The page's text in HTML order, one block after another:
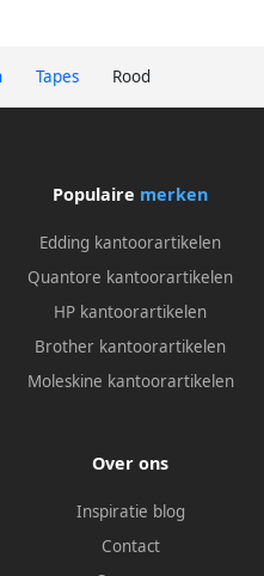
Tapes Rood
Populaire merken
Edding kantoorartikelen
Quantore kantoorartikelen
HP kantoorartikelen
Brother kantoorartikelen
Moleskine kantoorartikelen
Over ons
Inspiratie blog
Contact